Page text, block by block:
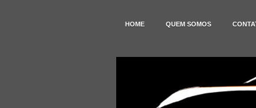
HOME QUEM SOMOS